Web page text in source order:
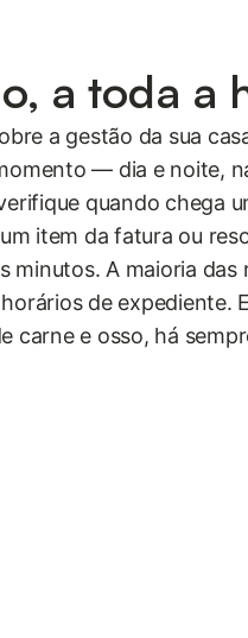
a toda a
a gestão da sua
— dia e noite,
quando chega
item da fatura ou
minutos. A maioria das
de expediente.
carne e osso, há